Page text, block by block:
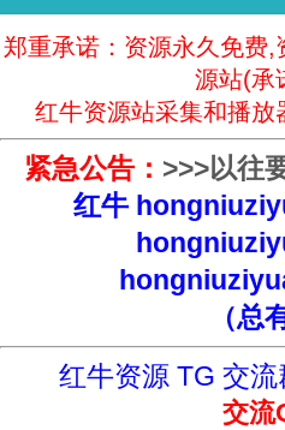
郑重承诺：资源永久免费
源站(承
红牛资源站采集和播放
紧急公告： >>>以往
红牛
（总
红牛资源 TG 交流
交流